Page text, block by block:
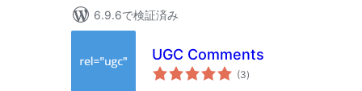
6.9.6で検証済み
UGC Comments
(3個
の)